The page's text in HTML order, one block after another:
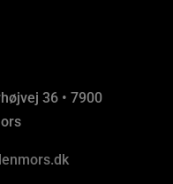
36 • 7900